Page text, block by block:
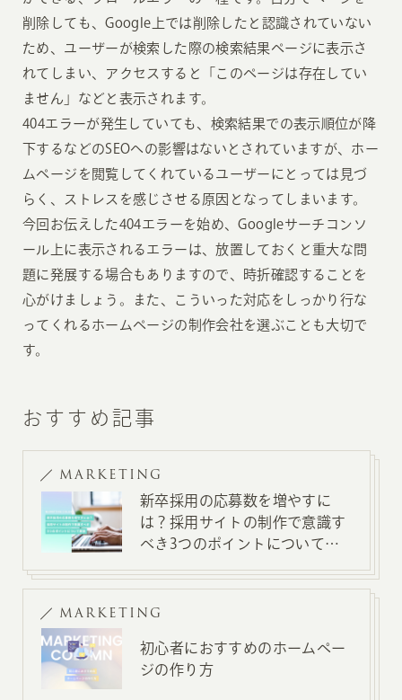
削除しても、Google上では削除したと認識されていない
ため、ユーザーが検索した際の検索結果ページに表示さ
れてしまい、アクセスすると「このページは存在してい
ません」などと表示されます。
404エラーが発生していても、検索結果での表示順位が降
下するなどのSEOへの影響はないとされていますが、ホー
ムページを閲覧してくれているユーザーにとっては見づ
らく、ストレスを感じさせる原因となってしまいます。
今回お伝えした404エラーを始め、Googleサーチコンソ
ール上に表示されるエラーは、放置しておくと重大な問
題に発展する場合もありますので、時折確認することを
心がけましょう。また、こういった対応をしっかり行な
ってくれるホームページの制作会社を選ぶことも大切で
す。
おすすめ記事
MARKETING
新卒採用の応募数を増やすに
は？採用サイトの制作で意識す
べき3つのポイントについて解
MARKETING
初心者におすすめのホームペー
ジの作り方